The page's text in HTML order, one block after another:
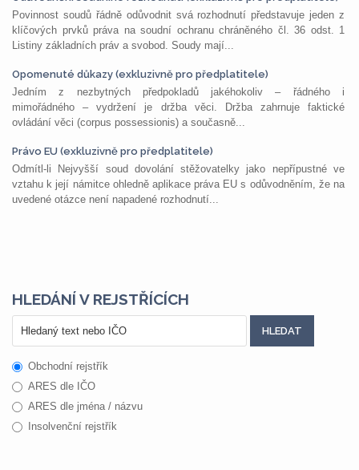
Povinnost soudů řádně odůvodnit svá rozhodnutí představuje jeden z
klíčových prvků práva na soudní ochranu chráněného čl. 36 odst. 1
Listiny základních práv a svobod. Soudy mají...
Opomenuté důkazy (exkluzivně pro předplatitele)
Jedním z nezbytných předpokladů jakéhokoliv – řádného i
mimořádného – vydržení je držba věci. Držba zahrnuje faktické
ovládání věci (corpus possessionis) a současně...
Právo EU (exkluzivně pro předplatitele)
Odmítl-li Nejvyšší soud dovolání stěžovatelky jako nepřípustné ve
vztahu k její námitce ohledně aplikace práva EU s odůvodněním, že na
uvedené otázce není napadené rozhodnutí...
HLEDÁNÍ V REJSTŘÍCÍCH
Obchodní rejstřík
ARES dle IČO
ARES dle jména / názvu
Insolvenční rejstřík